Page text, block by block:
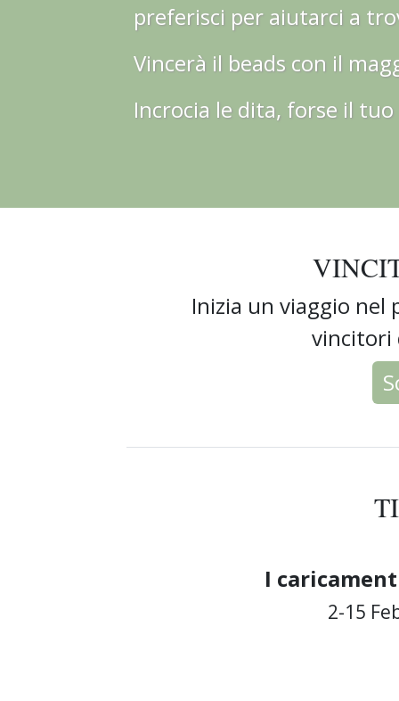
preferisci per aiutarci a
Vincerà il beads con il
Incrocia le dita, forse il
Inizia un viaggio nel
vincitori
I
2-15